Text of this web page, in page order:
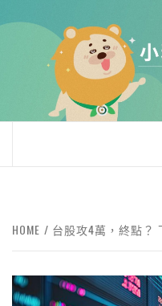
LEO'Ｓ LIFE
HOME 台股攻4萬，終點？